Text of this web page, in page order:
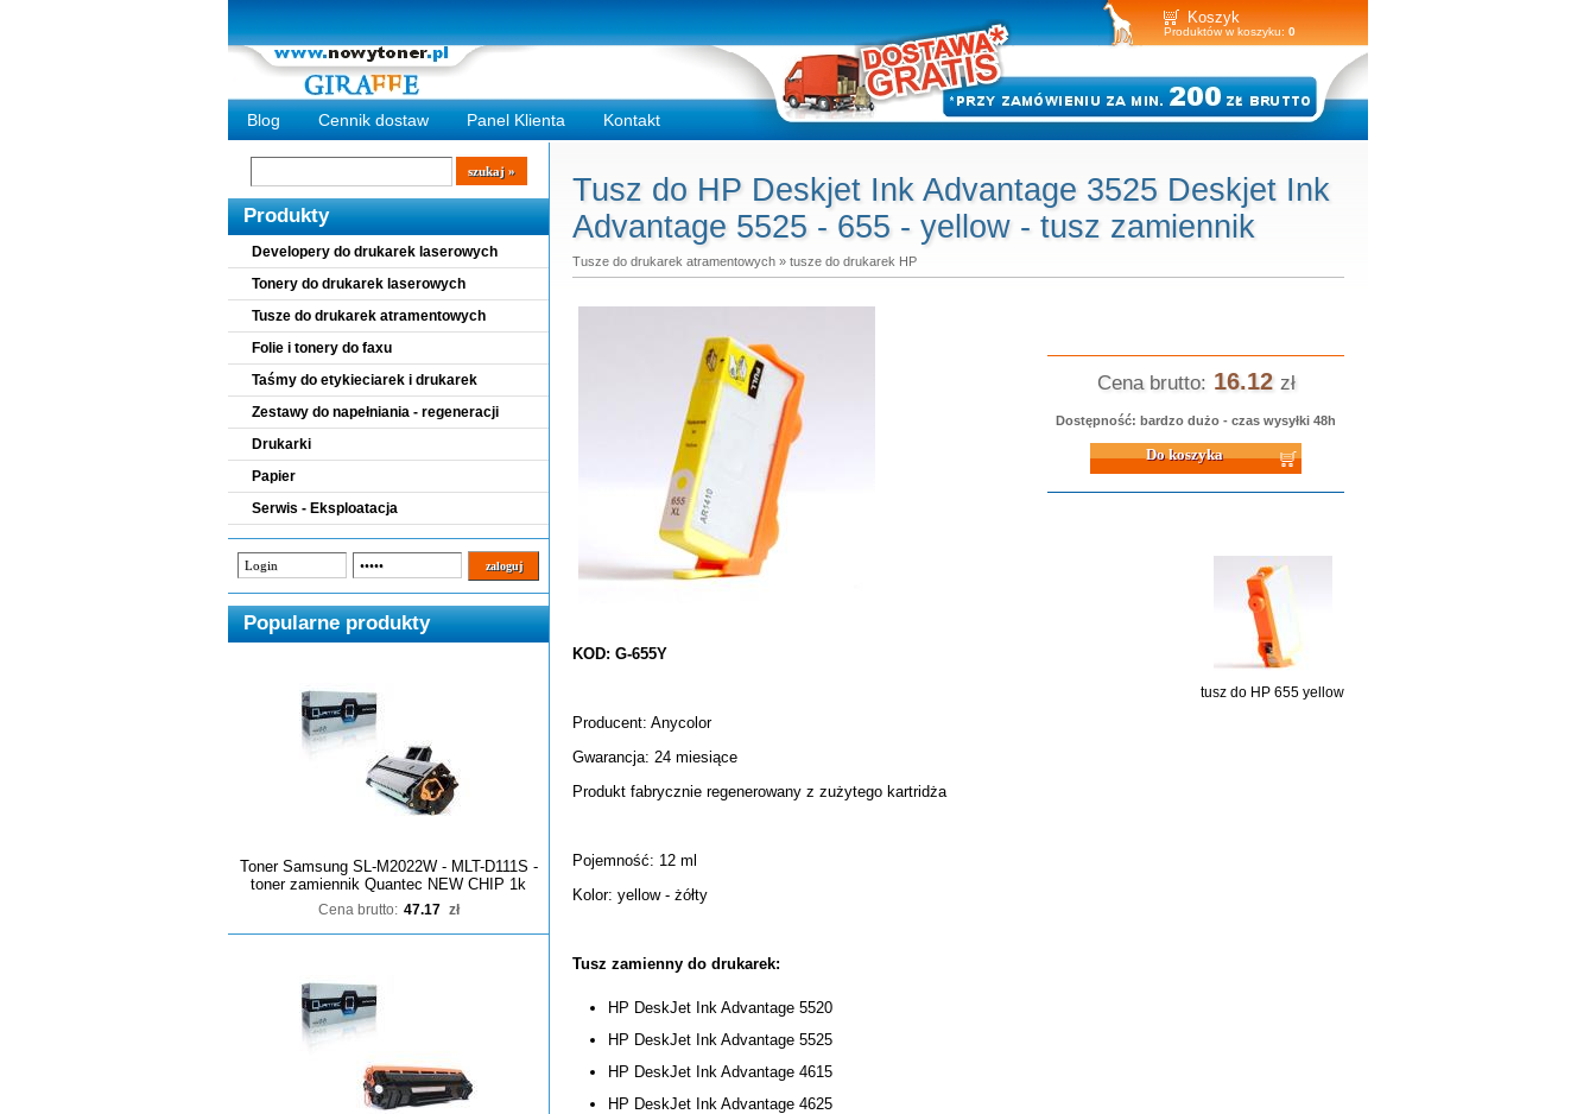
Koszyk
Produktów w koszyku: 0
Blog Cennik dostaw Panel Klienta Kontakt
Wyszukiwarka
szukaj
Produkty
Developery do drukarek laserowych
Tonery do drukarek laserowych
Tusze do drukarek atramentowych
Folie i tonery do faxu
Taśmy do etykieciarek i drukarek
Zestawy do napełniania - regeneracji
Drukarki
Papier
Serwis - Eksploatacja
Popularne produkty
Toner Samsung SL-M2022W - MLT-D111S -
toner zamiennik Quantec NEW CHIP 1k
Cena brutto: 47.17 zł
Tusz do HP Deskjet Ink Advantage 3525 Deskjet Ink
Advantage 5525 - 655 - yellow - tusz zamiennik
Tusze do drukarek atramentowych » tusze do drukarek HP
Cena brutto: 16.12 zł
Dostępność: bardzo dużo - czas wysyłki 48h
Do koszyka
tusz do HP 655 yellow
KOD: G-655Y
Producent: Anycolor
Gwarancja: 24 miesiące
Produkt fabrycznie regenerowany z zużytego kartridża
Pojemność: 12 ml
Kolor: yellow - żółty
Tusz zamienny do drukarek:
HP DeskJet Ink Advantage 5520
HP DeskJet Ink Advantage 5525
HP DeskJet Ink Advantage 4615
HP DeskJet Ink Advantage 4625